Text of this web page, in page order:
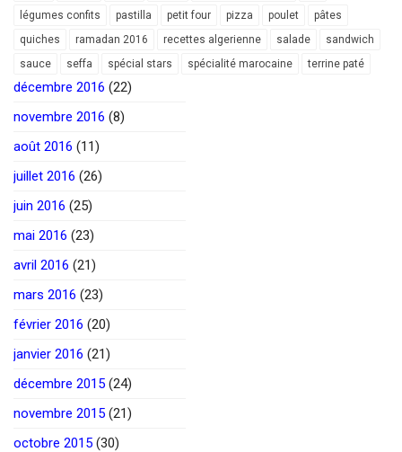
légumes confits pastilla petit four pizza poulet
pâtes
quiches
ramadan 2016 recettes algerienne salade
sandwich
sauce
seffa spécial stars spécialité marocaine terrine paté
décembre 2016 (22)
novembre 2016 (8)
août 2016 (11)
juillet 2016 (26)
juin 2016 (25)
mai 2016 (23)
avril 2016 (21)
mars 2016 (23)
février 2016 (20)
janvier 2016 (21)
décembre 2015 (24)
novembre 2015 (21)
octobre 2015 (30)